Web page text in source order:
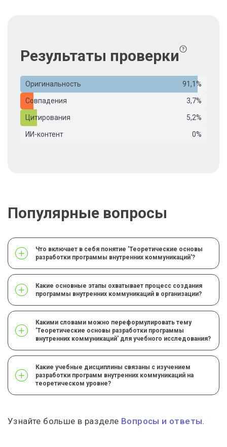
Результаты проверки
Оригинальность 91,1%
Совпадения 3,7%
Цитирования 5,2%
ИИ-контент 0%
Популярные вопросы
Что включает в себя понятие 'Теоретические основы
разработки программы внутренних коммуникаций'?
Какие основные этапы охватывает процесс создания
программы внутренних коммуникаций в организации?
Какими словами можно переформулировать тему
'Теоретические основы разработки программы
внутренних коммуникаций' для учебного исследования?
Какие учебные дисциплины связаны с изучением
разработки программ внутренних коммуникаций на
теоретическом уровне?
Узнайте больше в разделе Вопросы и ответы.